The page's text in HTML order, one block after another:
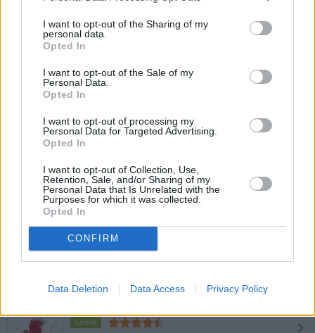
I want to opt-out of the Sharing of my
personal data.
Opted In
I want to opt-out of the Sale of my
Personal Data.
Opted In
I want to opt-out of processing my
Personal Data for Targeted Advertising.
Opted In
I want to opt-out of Collection, Use,
Retention, Sale, and/or Sharing of my
Personal Data that Is Unrelated with the
Purposes for which it was collected.
Opted In
CONFIRM
Data Deletion Data Access Privacy Policy
Nussschnaps
Leicht
Pistazien-Cremelikör
Leicht
B55
Leicht
Gummibärchen
Leicht
Leicht